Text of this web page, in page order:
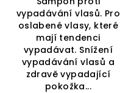
vypadávání vlasů. Pro
oslabené vlasy, které
mají tendenci
vypadávat. Snížení
vypadávání vlasů a
zdravě vypadající
pokožka...